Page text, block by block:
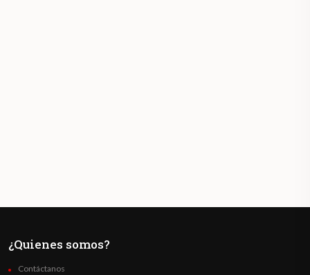
¿Quienes somos?
Contáctanos